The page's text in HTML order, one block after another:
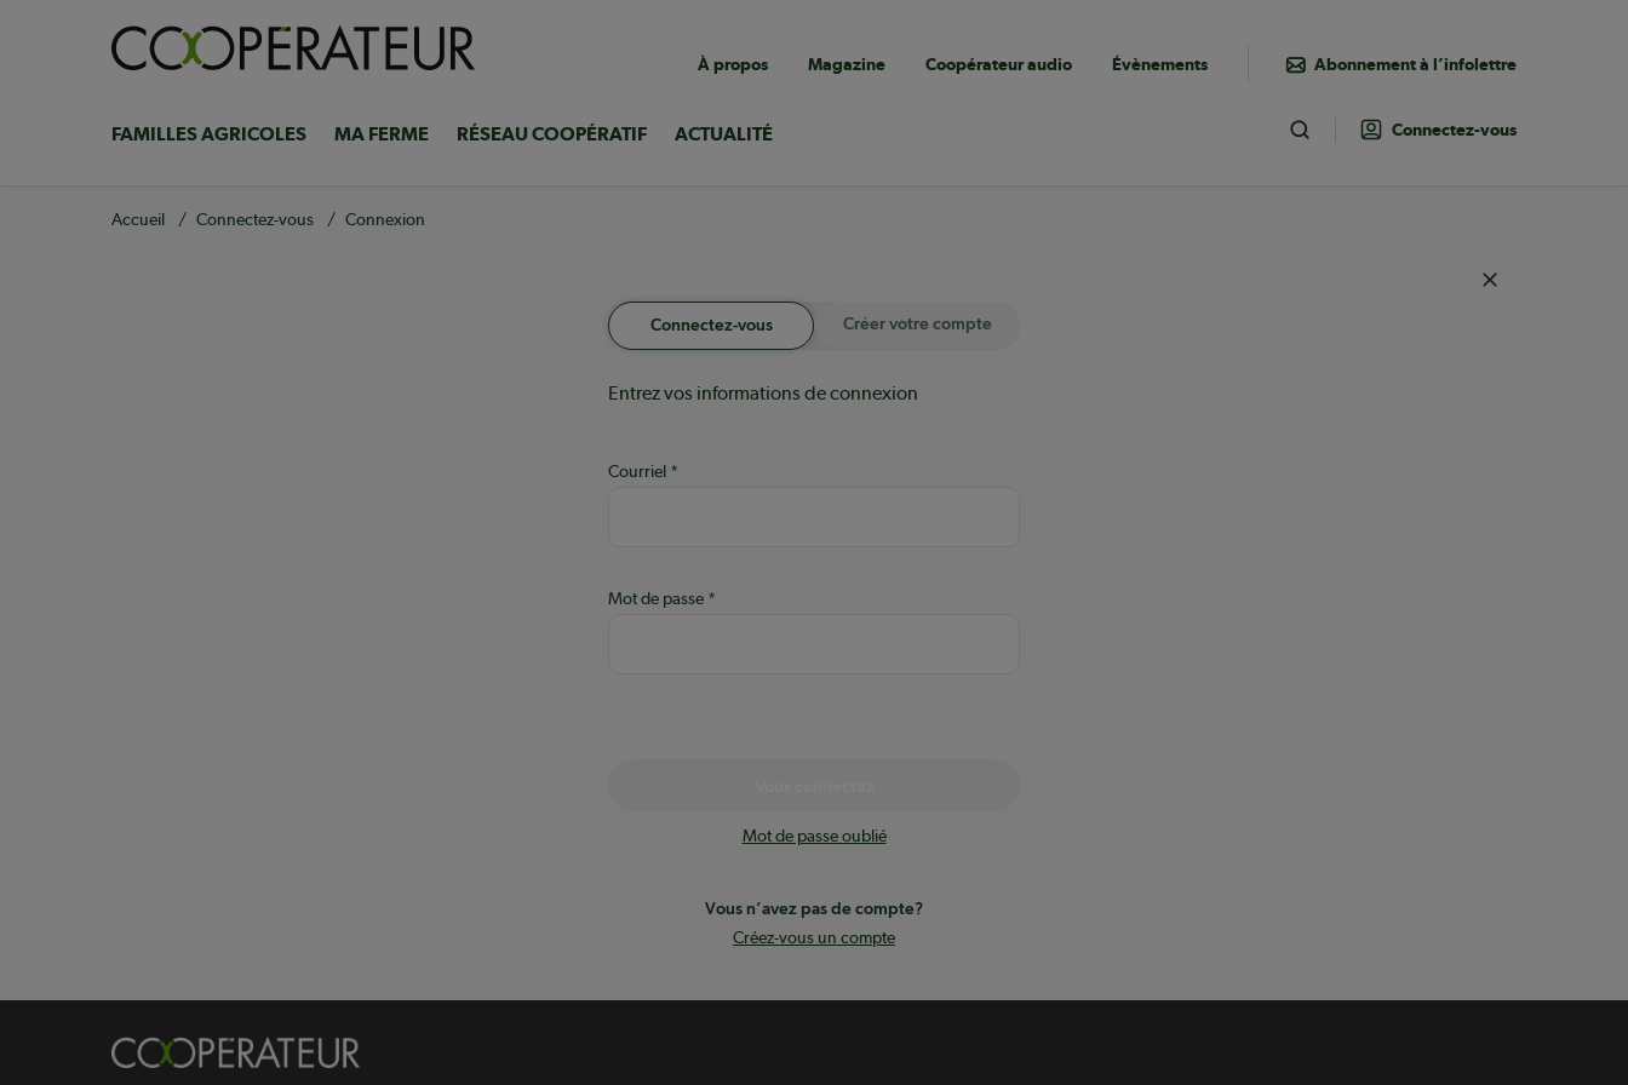
Navigation
utilitaire
À propos Magazine Coopérateur audio Évènements Abonnement à l’infolettre
Navigation
principale
FAMILLES AGRICOLES MA FERME RÉSEAU COOPÉRATIF ACTUALITÉ Toggle Search
Connectez-vous
Fil
Accueil Connectez-vous Connexion
Connectez-vous Créer votre compte
Entrez vos informations de connexion
Courriel
Mot de passe
Mot de passe oublié
Vous n’avez pas de compte?
Créez-vous un compte